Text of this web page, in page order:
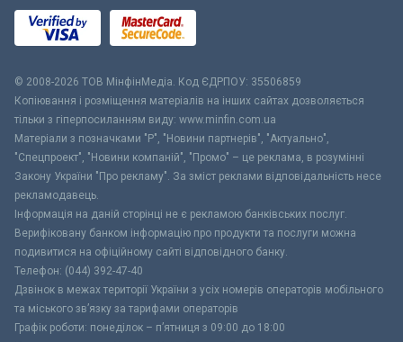
© 2008-2026 ТОВ МiнфiнМедiа. Код ЄДРПОУ: 35506859
Копіювання і розміщення матеріалів на інших сайтах дозволяється
тільки з гіперпосиланням виду: www.minfin.com.ua
Матеріали з позначками "Р", "Новини партнерів", "Актуально",
"Спецпроект", "Новини компаній", "Промо" – це реклама, в розумінні
Закону України "Про рекламу". За зміст реклами відповідальність несе
рекламодавець.
Інформація на даній сторінці не є рекламою банківських послуг.
Верифіковану банком інформацію про продукти та послуги можна
подивитися на офіційному сайті відповідного банку.
Телефон: (044) 392-47-40
Дзвінок в межах території України з усіх номерів операторів мобільного
та міського зв’язку за тарифами операторів
Графік роботи: понеділок – п’ятниця з 09:00 до 18:00